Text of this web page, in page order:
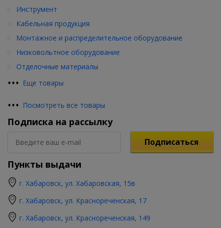
••• Еще товары
Инструмент
Кабельная продукция
Монтажное и распределительное оборудование
Низковольтное оборудование
Отделочные материалы
••• Посмотреть все товары
Подписка на рассылку
Подписаться
Пункты выдачи
г. Хабаровск, ул. Хабаровская, 15в
г. Хабаровск, ул. Краснореченская, 17
г. Хабаровск, ул. Краснореченская, 149